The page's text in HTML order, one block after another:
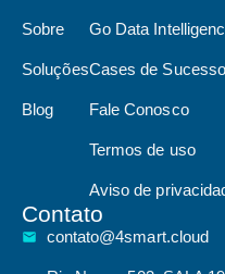
Sobre
Soluções
Blog
Go Data
Cases de Sucesso
Fale Conosco
Termos de uso
Aviso de
Contato
contato@4smart.cloud